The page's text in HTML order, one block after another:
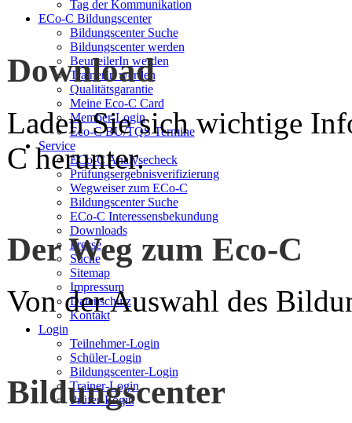
Tag der Kommunikation
ECo-C Bildungscenter
Bildungscenter Suche
Bildungscenter werden
BeurteilerIn werden
TrainerIn werden
Qualitätsgarantie
Meine Eco-C Card
Member-Login
Eco-C BU/TQS Termine
Service
ECo-C Analysecheck
Prüfungsergebnisverifizierung
Wegweiser zum ECo-C
Bildungscenter Suche
ECo-C Interessensbekundung
Downloads
Presse
Suche
Sitemap
Impressum
Datenschutz
Kontakt
Login
Teilnehmer-Login
Schüler-Login
Bildungscenter-Login
Trainer-Login
Prüfer-Login
Download
Laden Sie sich wichtige
C herunter.
Der Weg zum Eco-C
Von der Auswahl des
Bildungscenter